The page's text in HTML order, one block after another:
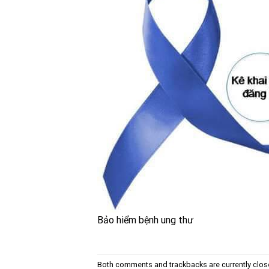
Bảo hiểm bệnh ung thư
Both comments and trackbacks are currently